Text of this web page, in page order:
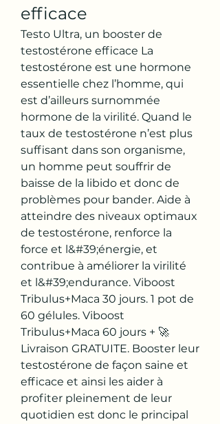
efficace
Testo Ultra, un booster de
testostérone efficace La
testostérone est une hormone
essentielle chez l’homme, qui
est d’ailleurs surnommée
hormone de la virilité. Quand le
taux de testostérone n’est plus
suffisant dans son organisme,
un homme peut souffrir de
baisse de la libido et donc de
problèmes pour bander. Aide à
atteindre des niveaux optimaux
de testostérone, renforce la
force et l&#39;énergie, et
contribue à améliorer la virilité
et l&#39;endurance. Viboost
Tribulus+Maca 30 jours. 1 pot de
60 gélules. Viboost
Tribulus+Maca 60 jours + 🚀
Livraison GRATUITE. Booster leur
testostérone de façon saine et
efficace et ainsi les aider à
profiter pleinement de leur
quotidien est donc le principal